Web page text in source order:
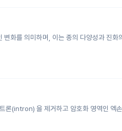
화를 의미하며, 이는 종의 다양성과 진
(intron) 을 제거하고 암호화 영역인 엑